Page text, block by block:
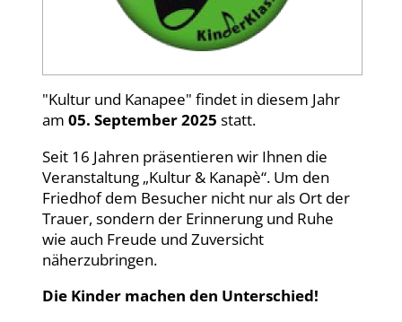
"Kultur und Kanapee" findet in diesem Jahr
am 05. September 2025 statt.
Seit 16 Jahren präsentieren wir Ihnen die
Veranstaltung „Kultur & Kanapè“. Um den
Friedhof dem Besucher nicht nur als Ort der
Trauer, sondern der Erinnerung und Ruhe
wie auch Freude und Zuversicht
näherzubringen.
Die Kinder machen den Unterschied!